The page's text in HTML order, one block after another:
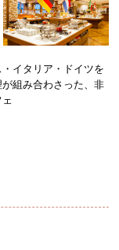
イタリア・ドイツを
組み合わさった、非